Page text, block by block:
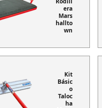
era
Mars
hallto
wn
Kit
Básic
o
Taloc
ha